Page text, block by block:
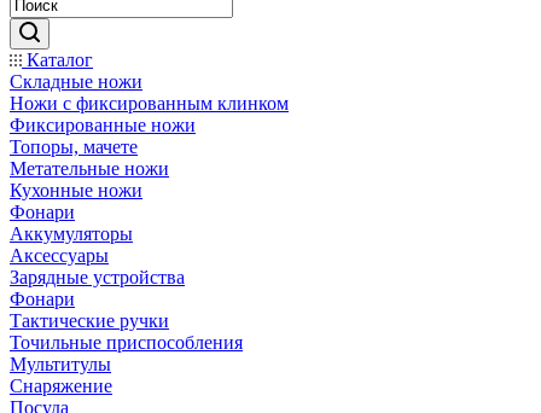
Каталог
Складные ножи
Ножи с фиксированным клинком
Фиксированные ножи
Топоры, мачете
Метательные ножи
Кухонные ножи
Фонари
Аккумуляторы
Аксессуары
Зарядные устройства
Фонари
Тактические ручки
Точильные приспособления
Мультитулы
Снаряжение
Посуда